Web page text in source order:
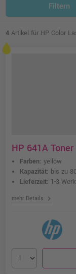
Filtern
4 Artikel für HP Color
HP 641A
Farben: yellow
Kapazität: bis zu
Lieferzeit: 1-3
mehr Details chevron_right